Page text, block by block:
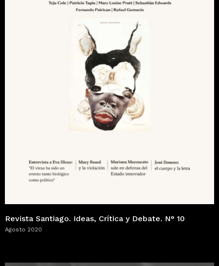
Revista Santiago. Ideas, Crítica y Debate. N° 10
Agosto 2020